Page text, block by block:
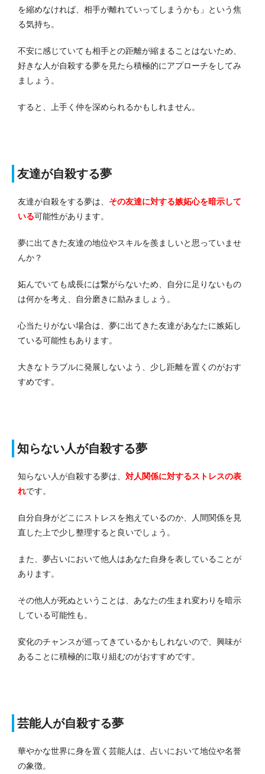
を縮めなければ、相手が離れていってしまうかも」という焦
る気持ち。
不安に感じていても相手との距離が縮まることはないため、
好きな人が自殺する夢を見たら積極的にアプローチをしてみ
ましょう。
すると、上手く仲を深められるかもしれません。
友達が自殺する夢
友達が自殺をする夢は、 その友達に対する嫉妬心を暗示して
いる可能性があります。
夢に出てきた友達の地位やスキルを羨ましいと思っていませ
んか？
妬んでいても成長には繋がらないため、自分に足りないもの
は何かを考え、自分磨きに励みましょう。
心当たりがない場合は、夢に出てきた友達があなたに嫉妬し
ている可能性もあります。
大きなトラブルに発展しないよう、少し距離を置くのがおす
すめです。
知らない人が自殺する夢
知らない人が自殺する夢は、 対人関係に対するストレスの表
れです。
自分自身がどこにストレスを抱えているのか、人間関係を見
直した上で少し整理すると良いでしょう。
また、夢占いにおいて他人はあなた自身を表していることが
あります。
その他人が死ぬということは、あなたの生まれ変わりを暗示
している可能性も。
変化のチャンスが巡ってきているかもしれないので、興味が
あることに積極的に取り組むのがおすすめです。
芸能人が自殺する夢
華やかな世界に身を置く芸能人は、占いにおいて地位や名誉
の象徴。